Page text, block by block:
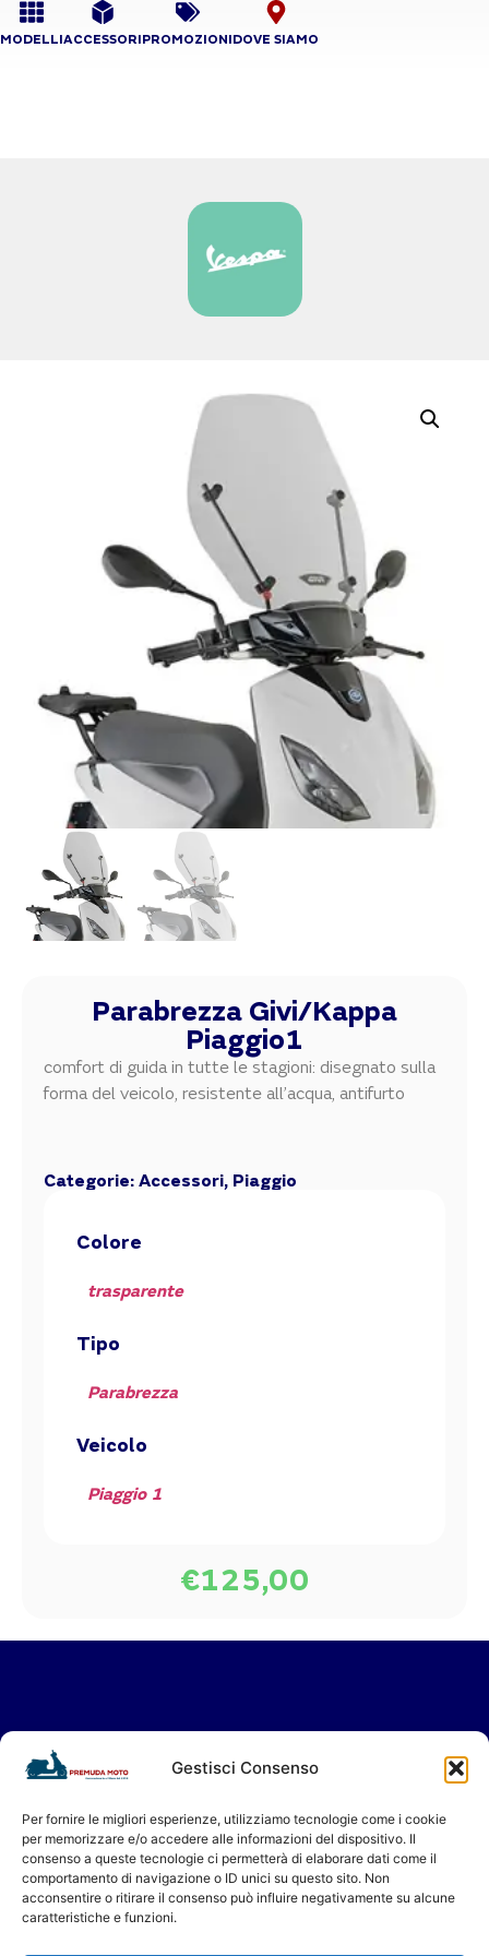
Gestisci Consenso
Per fornire le migliori esperienze, utilizziamo tecnologie come i cookie
per memorizzare e/o accedere alle informazioni del dispositivo. Il
consenso a queste tecnologie ci permetterà di elaborare dati come il
comportamento di navigazione o ID unici su questo sito. Non
acconsentire o ritirare il consenso può influire negativamente su alcune
caratteristiche e funzioni.
MODELLIACCESSORIPROMOZIONIDOVE SIAMO
Parabrezza Givi/Kappa
Piaggio1
comfort di guida in tutte le stagioni: disegnato sulla
forma del veicolo, resistente all’acqua, antifurto
Categorie: Accessori, Piaggio
Colore
trasparente
Tipo
Parabrezza
Veicolo
Piaggio 1
€125,00
Vieni a trovarci in Showroom
oppure contattaci per il tuo servizio in
Ti aspettiamo!
Premuda Moto - Concessionario a Milano dal 1956